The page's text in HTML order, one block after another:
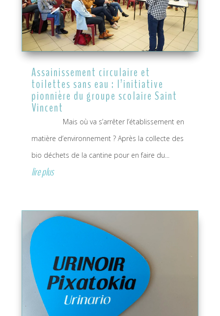
Assainissement circulaire et
toilettes sans eau : l’initiative
pionnière du groupe scolaire Saint
Vincent
Mais où va s’arrêter l’établissement en
matière d’environnement ? Après la collecte des
bio déchets de la cantine pour en faire du...
lire plus